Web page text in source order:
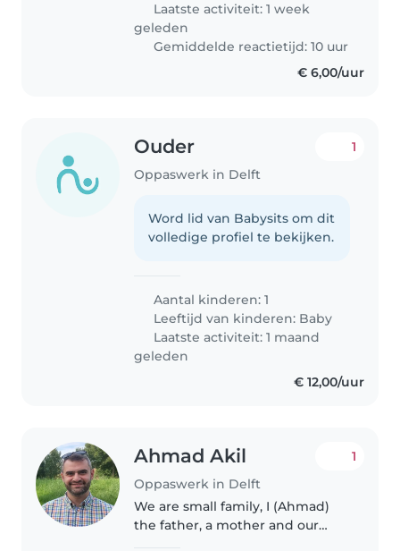
Laatste activiteit: 1 week
geleden
Gemiddelde reactietijd: 10 uur
€ 6,00/uur
Ouder
Oppaswerk in Delft
1
Word lid van Babysits om dit
volledige profiel te bekijken.
Aantal kinderen: 1
Leeftijd van kinderen: Baby
Laatste activiteit: 1 maand
geleden
€ 12,00/uur
Ahmad Akil
Oppaswerk in Delft
1
We are small family, I (Ahmad)
the father, a mother and our